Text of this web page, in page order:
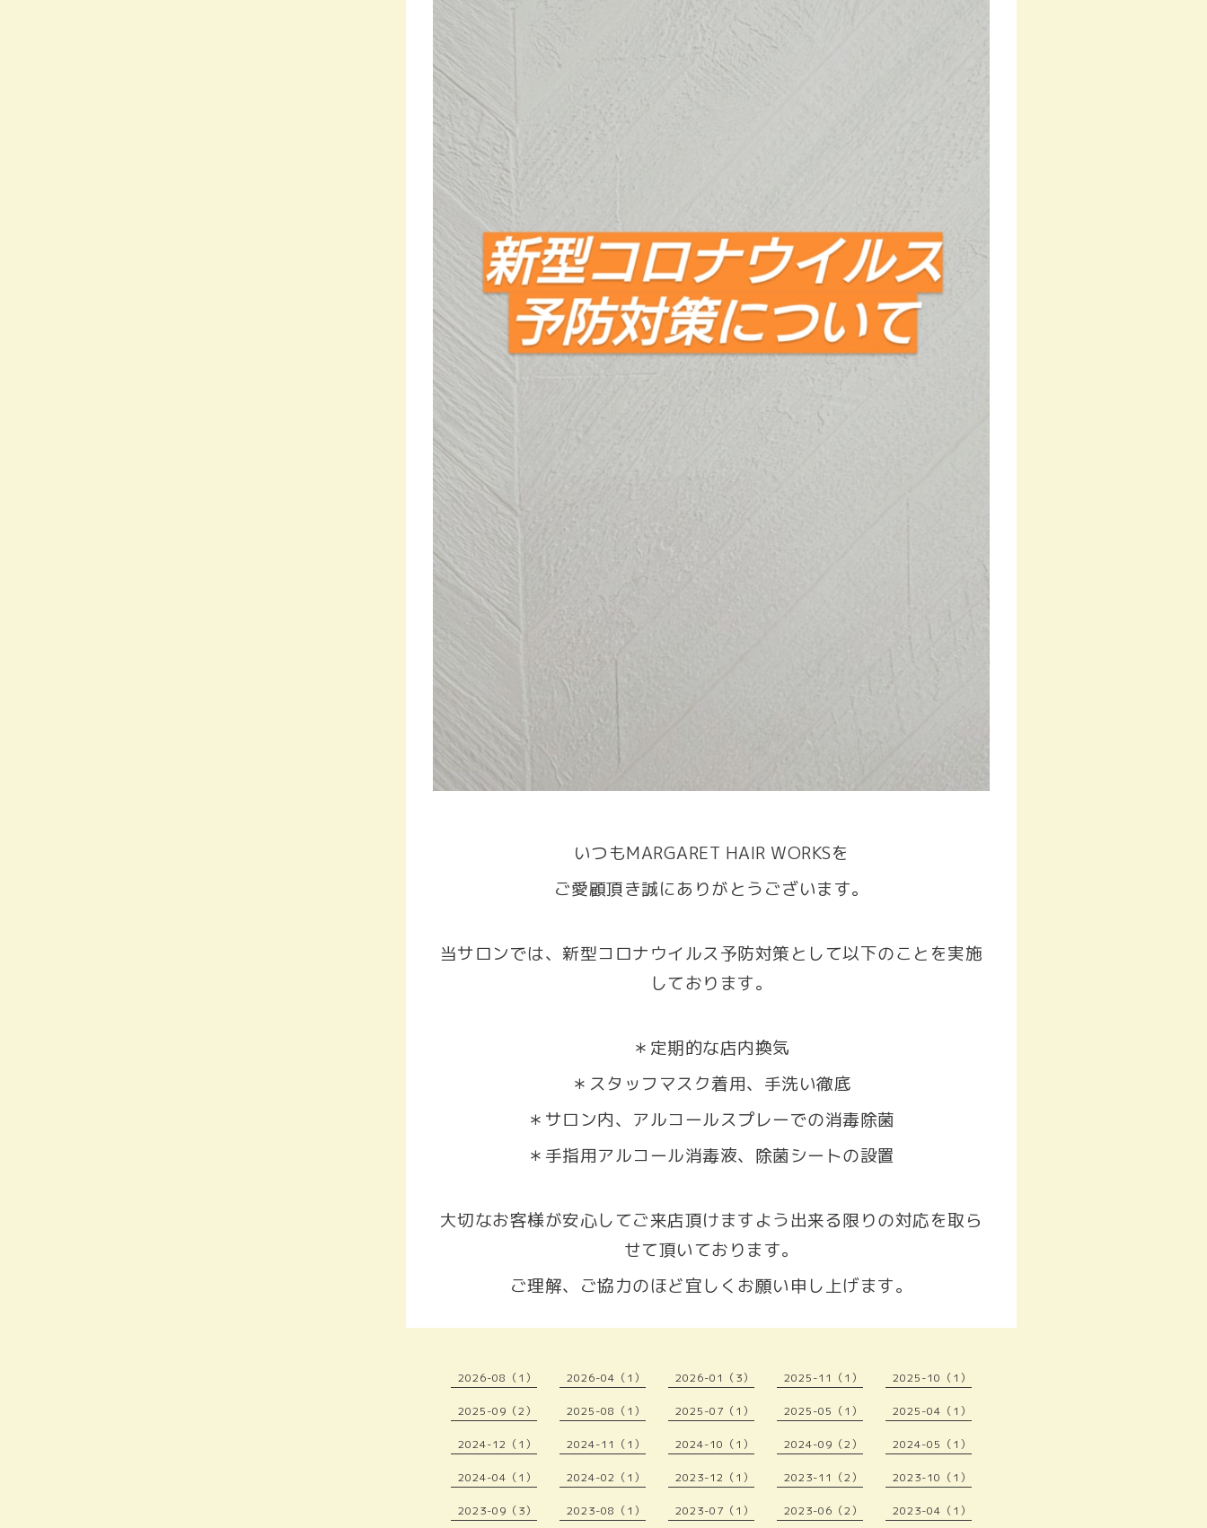
いつもMARGARET HAIR WORKSを
ご愛顧頂き誠にありがとうございます。
当サロンでは、新型コロナウイルス予防対策として以下のことを実施
しております。
＊定期的な店内換気
＊スタッフマスク着用、手洗い徹底
＊サロン内、アルコールスプレーでの消毒除菌
＊手指用アルコール消毒液、除菌シートの設置
大切なお客様が安心してご来店頂けますよう出来る限りの対応を取ら
せて頂いております。
ご理解、ご協力のほど宜しくお願い申し上げます。
2026-08（1） 2026-04（1） 2026-01（3） 2025-11（1） 2025-10（1）
2025-09（2） 2025-08（1） 2025-07（1） 2025-05（1） 2025-04（1）
2024-12（1） 2024-11（1） 2024-10（1） 2024-09（2） 2024-05（1）
2024-04（1） 2024-02（1） 2023-12（1） 2023-11（2） 2023-10（1）
2023-09（3） 2023-08（1） 2023-07（1） 2023-06（2） 2023-04（1）